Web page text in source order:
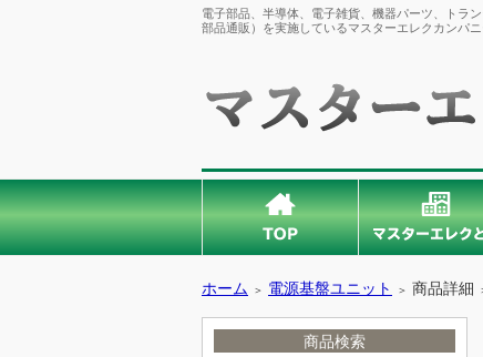
電子部品、半導体、電子雑貨、機器パーツ、トラ
部品通販）を実施しているマスターエレクカンパ
ホーム ＞ 電源基盤ユニット ＞ 商品詳細
商品検索